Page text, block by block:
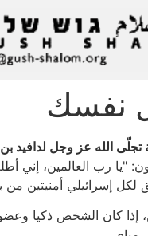
نفسك
تجلّى الله عز وجل
"يا رب العالمين، إني
إسرائيلي أمنيتين من
إذا كان الشخص ذكيا